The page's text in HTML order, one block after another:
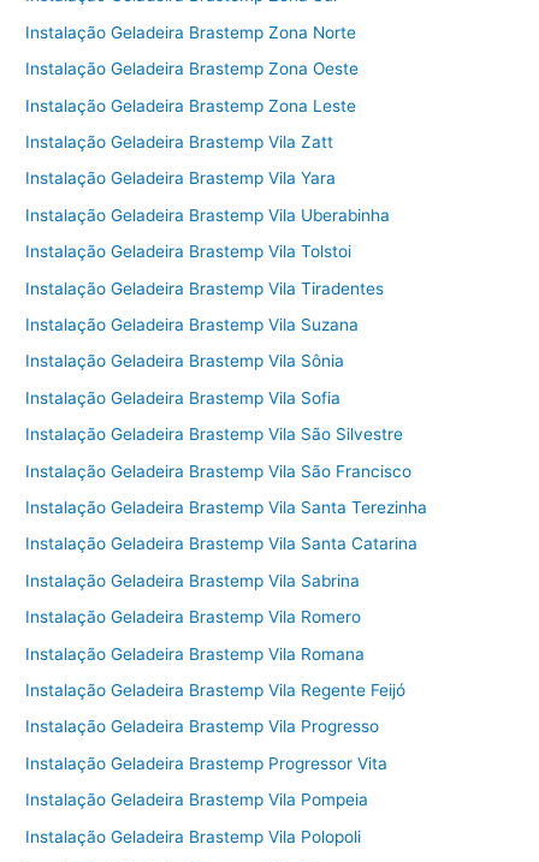
Instalação Geladeira Brastemp Zona Norte
Instalação Geladeira Brastemp Zona Oeste
Instalação Geladeira Brastemp Zona Leste
Instalação Geladeira Brastemp Vila Zatt
Instalação Geladeira Brastemp Vila Yara
Instalação Geladeira Brastemp Vila Uberabinha
Instalação Geladeira Brastemp Vila Tolstoi
Instalação Geladeira Brastemp Vila Tiradentes
Instalação Geladeira Brastemp Vila Suzana
Instalação Geladeira Brastemp Vila Sônia
Instalação Geladeira Brastemp Vila Sofia
Instalação Geladeira Brastemp Vila São Silvestre
Instalação Geladeira Brastemp Vila São Francisco
Instalação Geladeira Brastemp Vila Santa Terezinha
Instalação Geladeira Brastemp Vila Santa Catarina
Instalação Geladeira Brastemp Vila Sabrina
Instalação Geladeira Brastemp Vila Romero
Instalação Geladeira Brastemp Vila Romana
Instalação Geladeira Brastemp Vila Regente Feijó
Instalação Geladeira Brastemp Vila Progresso
Instalação Geladeira Brastemp Progressor Vita
Instalação Geladeira Brastemp Vila Pompeia
Instalação Geladeira Brastemp Vila Polopoli